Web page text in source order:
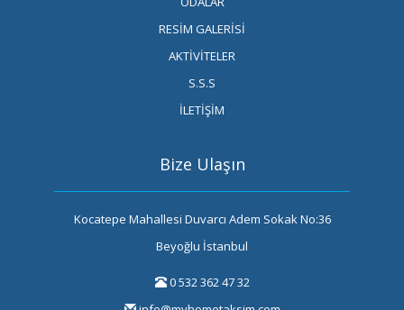
RESİM GALERİSİ
AKTİVİTELER
S.S.S
İLETİŞİM
Bize Ulaşın
Kocatepe Mahallesi Duvarcı Adem Sokak No:36
Beyoğlu İstanbul
0 532 362 47 32